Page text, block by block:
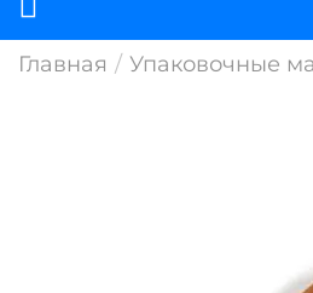
Главная / Упаковочные